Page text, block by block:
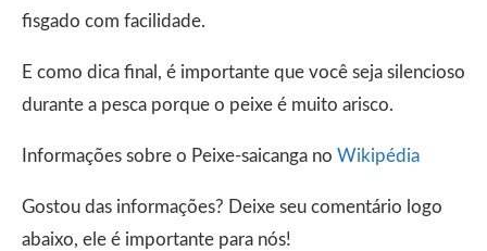
fisgado com facilidade.
E como dica final, é importante que você seja silencioso
durante a pesca porque o peixe é muito arisco.
Informações sobre o Peixe-saicanga no Wikipédia
Gostou das informações? Deixe seu comentário logo
abaixo, ele é importante para nós!